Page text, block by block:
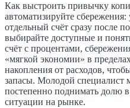
Как выстроить привычку
автоматизируйте сбережения:
отдельный счёт сразу после
выбирайте доступные и
счёт с процентами,
«мягкой экономии» в
накопления от расходов,
запасы. Молодой специалист
постепенно поднимать долю
ситуации на рынке.